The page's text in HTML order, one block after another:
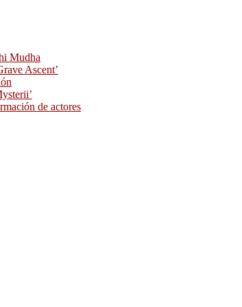
Mudha
Ascent’
de actores